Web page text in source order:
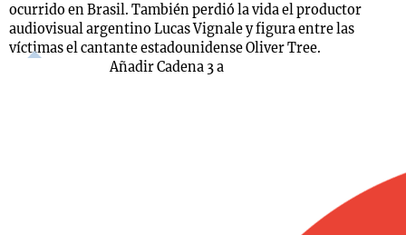
ocurrido en Brasil. También perdió la vida el productor
audiovisual argentino Lucas Vignale y figura entre las
víctimas el cantante estadounidense Oliver Tree.
Añadir Cadena 3 a